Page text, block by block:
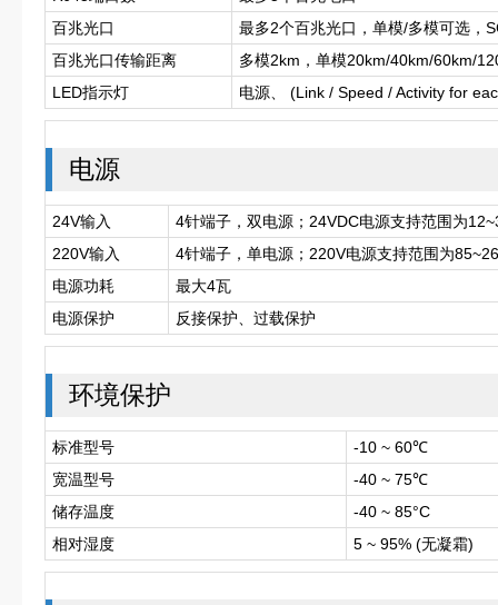
百兆光口
最多2个百兆光口，单模/多模可选，
百兆光口传输距离
多模2km，单模20km/40km/60km/
LED指示灯
电源、 (Link / Speed / Activity for
电源
24V输入
4针端子，双电源；24VDC电源支持范围为
220V输入
4针端子，单电源；220V电源支持范围为
电源功耗
最大4瓦
电源保护
反接保护、过载保护
环境保护
标准型号
-10 ~ 60℃
宽温型号
-40 ~ 75℃
储存温度
-40 ~ 85°C
相对湿度
5 ~ 95% (无凝霜)